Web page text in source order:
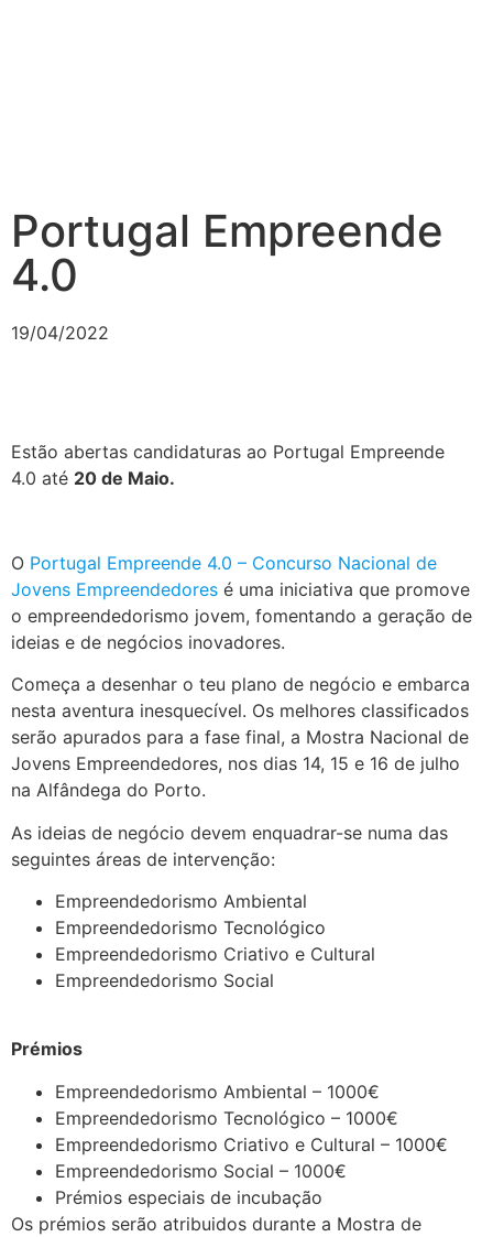
Portugal Empreende
4.0
19/04/2022
Estão abertas candidaturas ao Portugal Empreende
4.0 até 20 de Maio.
O Portugal Empreende 4.0 – Concurso Nacional de
Jovens Empreendedores é uma iniciativa que promove
o empreendedorismo jovem, fomentando a geração de
ideias e de negócios inovadores.
Começa a desenhar o teu plano de negócio e embarca
nesta aventura inesquecível. Os melhores classificados
serão apurados para a fase final, a Mostra Nacional de
Jovens Empreendedores, nos dias 14, 15 e 16 de julho
na Alfândega do Porto.
As ideias de negócio devem enquadrar-se numa das
seguintes áreas de intervenção:
Empreendedorismo Ambiental
Empreendedorismo Tecnológico
Empreendedorismo Criativo e Cultural
Empreendedorismo Social
Prémios
Empreendedorismo Ambiental – 1000€
Empreendedorismo Tecnológico – 1000€
Empreendedorismo Criativo e Cultural – 1000€
Empreendedorismo Social – 1000€
Prémios especiais de incubação
Os prémios serão atribuidos durante a Mostra de